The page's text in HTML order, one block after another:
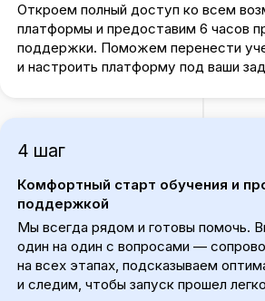
Откроем полный доступ ко всем
платформы и предоставим 6 часов
поддержки. Поможем перенести
и настроить платформу под ваши
4 шаг
Комфортный старт обучения и
поддержкой
Мы всегда рядом и готовы помочь.
один на один с вопросами —
на всех этапах, подсказываем
и следим, чтобы запуск прошел